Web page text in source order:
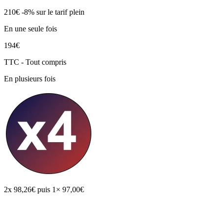
210€ -8% sur le tarif plein
En une seule fois
194€
TTC - Tout compris
En plusieurs fois
2x 98,26€ puis 1× 97,00€